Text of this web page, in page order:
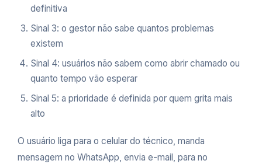
definitiva
Sinal 3: o gestor não sabe quantos problemas
existem
Sinal 4: usuários não sabem como abrir chamado ou
quanto tempo vão esperar
Sinal 5: a prioridade é definida por quem grita mais
alto
O usuário liga para o celular do técnico, manda
mensagem no WhatsApp, envia e-mail, para no